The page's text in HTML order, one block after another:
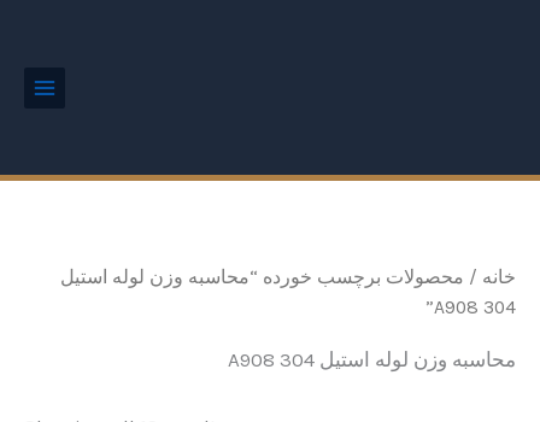
خانه / محصولات برچسب خورده “محاسبه وزن لوله استیل
304 A908”
محاسبه وزن لوله استیل 304 A908